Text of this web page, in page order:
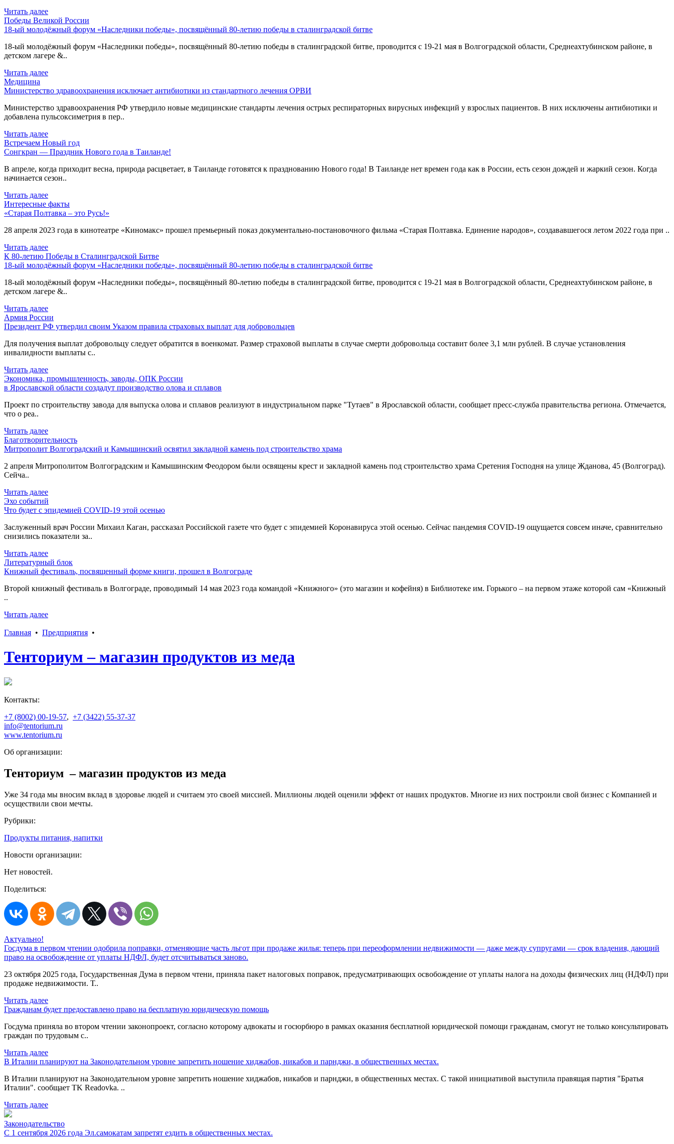
Читать далее
Победы Великой России
18-ый молодёжный форум «Наследники победы», посвящённый 80-летию победы в сталинградской битве
18-ый молодёжный форум «Наследники победы», посвящённый 80-летию победы в сталинградской битве, проводится с 19-21 мая в Волгоградской области, Среднеахтубинском районе, в
детском лагере &..
Читать далее
Медицина
Министерство здравоохранения исключает антибиотики из стандартного лечения ОРВИ
Министерство здравоохранения РФ утвердило новые медицинские стандарты лечения острых респираторных вирусных инфекций у взрослых пациентов. В них исключены антибиотики и
добавлена пульсоксиметрия в пер..
Читать далее
Встречаем Новый год
Сонгкран — Праздник Нового года в Таиланде!
В апреле, когда приходит весна, природа расцветает, в Таиланде готовятся к празднованию Нового года! В Таиланде нет времен года как в России, есть сезон дождей и жаркий сезон. Когда
начинается сезон..
Читать далее
Интересные факты
«Старая Полтавка – это Русь!»
28 апреля 2023 года в кинотеатре «Киномакс» прошел премьерный показ документально-постановочного фильма «Старая Полтавка. Единение народов», создававшегося летом 2022 года при ..
Читать далее
К 80-летию Победы в Сталинградской Битве
18-ый молодёжный форум «Наследники победы», посвящённый 80-летию победы в сталинградской битве
18-ый молодёжный форум «Наследники победы», посвящённый 80-летию победы в сталинградской битве, проводится с 19-21 мая в Волгоградской области, Среднеахтубинском районе, в
детском лагере &..
Читать далее
Армия России
Президент РФ утвердил своим Указом правила страховых выплат для добровольцев
Для получения выплат добровольцу следует обратится в военкомат. Размер страховой выплаты в случае смерти добровольца составит более 3,1 млн рублей. В случае установления
инвалидности выплаты с..
Читать далее
Экономика, промышленность, заводы, ОПК России
в Ярославской области создадут производство олова и сплавов
Проект по строительству завода для выпуска олова и сплавов реализуют в индустриальном парке "Тутаев" в Ярославской области, сообщает пресс-служба правительства региона. Отмечается,
что о реа..
Читать далее
Благотворительность
Митрополит Волгоградский и Камышинский освятил закладной камень под строительство храма
2 апреля Митрополитом Волгоградским и Камышинским Феодором были освящены крест и закладной камень под строительство храма Сретения Господня на улице Жданова, 45 (Волгоград).
Сейча..
Читать далее
Эхо событий
Что будет с эпидемией COVID-19 этой осенью
Заслуженный врач России Михаил Каган, рассказал Российской газете что будет с эпидемией Коронавируса этой осенью. Сейчас пандемия COVID-19 ощущается совсем иначе, сравнительно
снизились показатели за..
Читать далее
Литературный блок
Книжный фестиваль, посвященный форме книги, прошел в Волгограде
Второй книжный фестиваль в Волгограде, проводимый 14 мая 2023 года командой «Книжного» (это магазин и кофейня) в Библиотеке им. Горького – на первом этаже которой сам «Книжный
..
Читать далее
Главная • Предприятия •
Тенториум – магазин продуктов из меда
Контакты:
+7 (8002) 00-19-57, +7 (3422) 55-37-37
info@tentorium.ru
www.tentorium.ru
Об организации:
Тенториум – магазин продуктов из меда
Уже 34 года мы вносим вклад в здоровье людей и считаем это своей миссией. Миллионы людей оценили эффект от наших продуктов. Многие из них построили свой бизнес c Компанией и
осуществили свои мечты.
Рубрики:
Продукты питания, напитки
Новости организации:
Нет новостей.
Поделиться:
Актуально!
Госдума в первом чтении одобрила поправки, отменяющие часть льгот при продаже жилья: теперь при переоформлении недвижимости — даже между супругами — срок владения, дающий
право на освобождение от уплаты НДФЛ, будет отсчитываться заново.
23 октября 2025 года, Государственная Дума в первом чтени, приняла пакет налоговых поправок, предусматривающих освобождение от уплаты налога на доходы физических лиц (НДФЛ) при
продаже недвижимости. Т..
Читать далее
Гражданам будет предоставлено право на бесплатную юридическую помощь
Госдума приняла во втором чтении законопроект, согласно которому адвокаты и госюрбюро в рамках оказания бесплатной юридической помощи гражданам, смогут не только консультировать
граждан по трудовым с..
Читать далее
В Италии планируют на Законодательном уровне запретить ношение хиджабов, никабов и парнджи, в общественных местах.
В Италии планируют на Законодательном уровне запретить ношение хиджабов, никабов и парнджи, в общественных местах. С такой инициативой выступила правящая партия "Братья
Италии". сообщает TK Readovka. ..
Читать далее
Законодательство
С 1 сентября 2026 года Эл.самокатам запретят ездить в общественных местах.